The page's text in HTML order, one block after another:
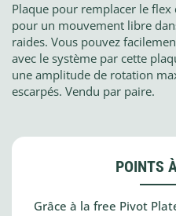
Plaque pour remplacer le
pour un mouvement libre
raides. Vous pouvez
avec le système par cette
une amplitude de rotation
escarpés. Vendu par paire.
POINTS
Grâce à la free Pivot